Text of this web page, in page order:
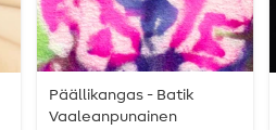
Päällikangas - Batik
Vaaleanpunainen